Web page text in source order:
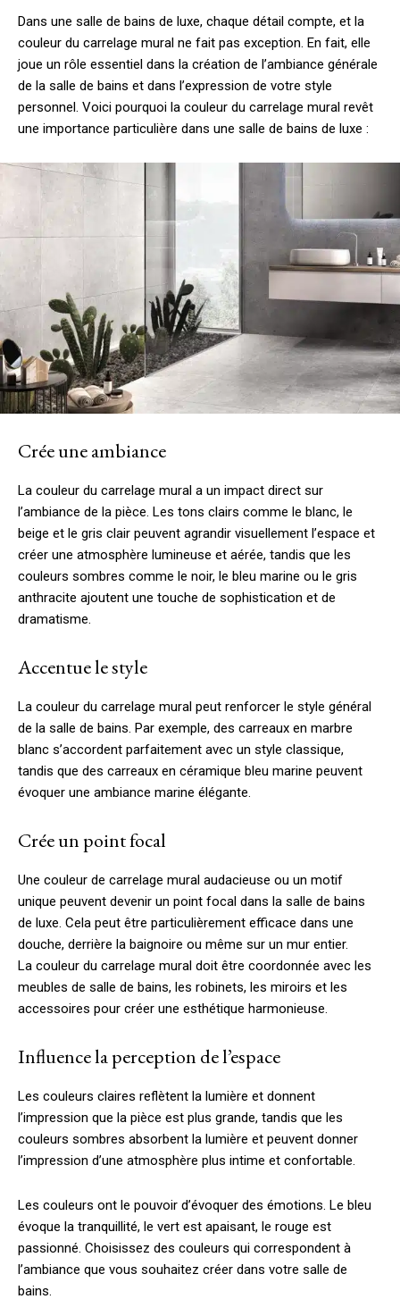
Dans une salle de bains de luxe, chaque détail compte, et la
couleur du carrelage mural ne fait pas exception. En fait, elle
joue un rôle essentiel dans la création de l’ambiance générale
de la salle de bains et dans l’expression de votre style
personnel. Voici pourquoi la couleur du carrelage mural revêt
une importance particulière dans une salle de bains de luxe :
Crée une ambiance
La couleur du carrelage mural a un impact direct sur
l’ambiance de la pièce. Les tons clairs comme le blanc, le
beige et le gris clair peuvent agrandir visuellement l’espace et
créer une atmosphère lumineuse et aérée, tandis que les
couleurs sombres comme le noir, le bleu marine ou le gris
anthracite ajoutent une touche de sophistication et de
dramatisme.
Accentue le style
La couleur du carrelage mural peut renforcer le style général
de la salle de bains. Par exemple, des carreaux en marbre
blanc s’accordent parfaitement avec un style classique,
tandis que des carreaux en céramique bleu marine peuvent
évoquer une ambiance marine élégante.
Crée un point focal
Une couleur de carrelage mural audacieuse ou un motif
unique peuvent devenir un point focal dans la salle de bains
de luxe. Cela peut être particulièrement efficace dans une
douche, derrière la baignoire ou même sur un mur entier.
La couleur du carrelage mural doit être coordonnée avec les
meubles de salle de bains, les robinets, les miroirs et les
accessoires pour créer une esthétique harmonieuse.
Influence la perception de l’espace
Les couleurs claires reflètent la lumière et donnent
l’impression que la pièce est plus grande, tandis que les
couleurs sombres absorbent la lumière et peuvent donner
l’impression d’une atmosphère plus intime et confortable.
Les couleurs ont le pouvoir d’évoquer des émotions. Le bleu
évoque la tranquillité, le vert est apaisant, le rouge est
passionné. Choisissez des couleurs qui correspondent à
l’ambiance que vous souhaitez créer dans votre salle de
bains.